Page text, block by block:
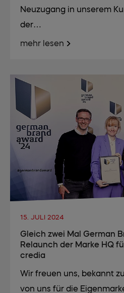
Neuzugang in unserem
der…
mehr lesen
15. JULI 2024
Gleich zwei Mal German
Relaunch der Marke HQ
credia
Wir freuen uns, bekannt
von uns für die